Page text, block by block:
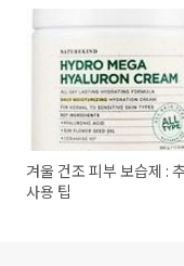
겨울 건조 피부 보습제 :
사용 팁